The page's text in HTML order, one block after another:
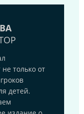
только от
детей.